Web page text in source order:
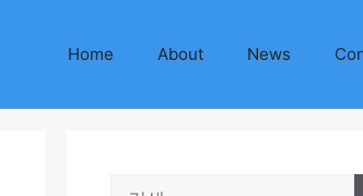
Home About News